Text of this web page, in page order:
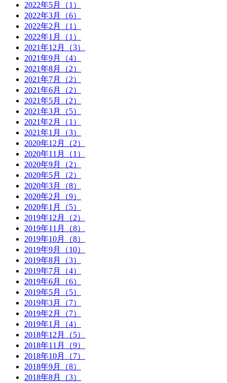
2022年5月（1）
2022年3月（6）
2022年2月（1）
2022年1月（1）
2021年12月（3）
2021年9月（4）
2021年8月（2）
2021年7月（2）
2021年6月（2）
2021年5月（2）
2021年3月（5）
2021年2月（1）
2021年1月（3）
2020年12月（2）
2020年11月（1）
2020年9月（2）
2020年5月（2）
2020年3月（8）
2020年2月（9）
2020年1月（5）
2019年12月（2）
2019年11月（8）
2019年10月（8）
2019年9月（10）
2019年8月（3）
2019年7月（4）
2019年6月（6）
2019年5月（5）
2019年3月（7）
2019年2月（7）
2019年1月（4）
2018年12月（5）
2018年11月（9）
2018年10月（7）
2018年9月（8）
2018年8月（3）